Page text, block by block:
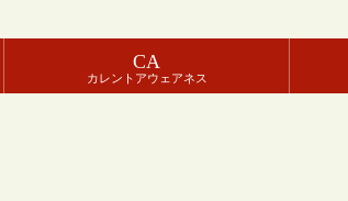
CA
カレントアウェアネス